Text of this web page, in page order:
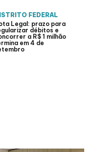
FEDERAL
Legal: prazo para
débitos e
a R$ 1 milhão
em 4 de